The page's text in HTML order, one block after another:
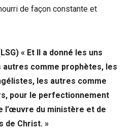
de façon constante et
« Et Il a donné les uns
autres comme prophètes, les
les autres comme
pour le perfectionnement
l’œuvre du ministère et de
de Christ. »